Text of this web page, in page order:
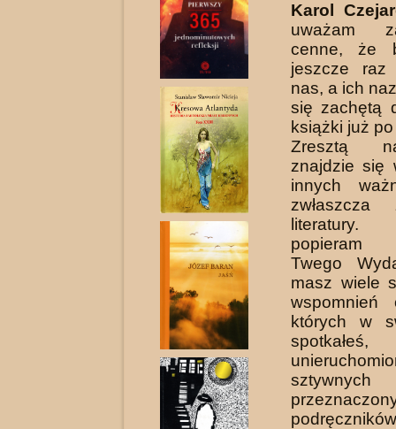
Karol
uważam
cenne, że
jeszcze
nas, a ich
się zachętą
książki już
Zresztą
znajdzie się
innych
popieram
Twego
masz wiele
wspomnień
których w
sztywnych